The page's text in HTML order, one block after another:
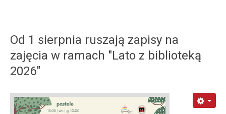
Od 1 sierpnia ruszają zapisy na
zajęcia w ramach "Lato z biblioteką
2026"